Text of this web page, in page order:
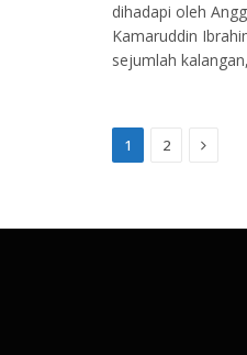
dihadapi oleh
Kamaruddin
sejumlah
1 2 Next